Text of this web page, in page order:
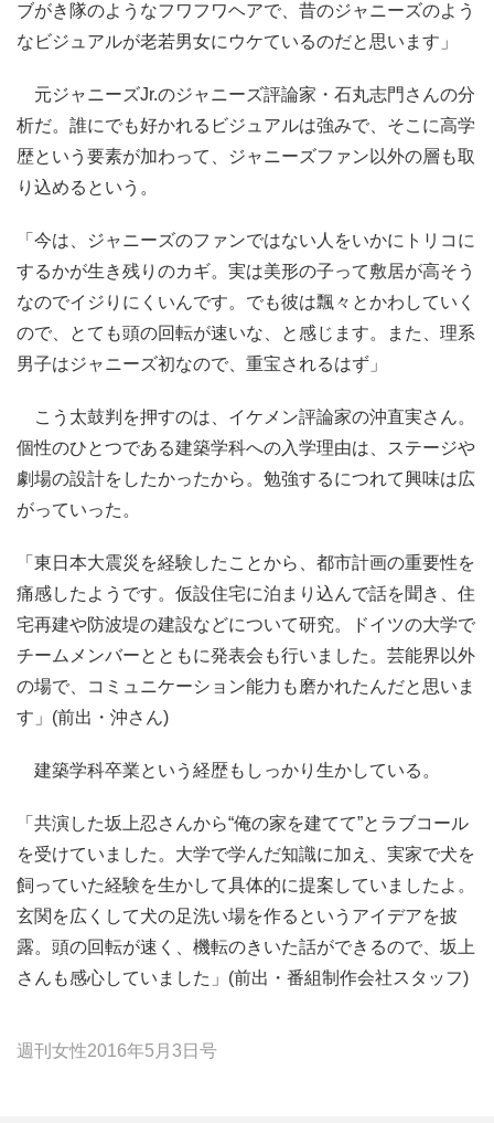
ブがき隊のようなフワフワヘアで、昔のジャニーズのよう
なビジュアルが老若男女にウケているのだと思います」
元ジャニーズJr.のジャニーズ評論家・石丸志門さんの分
析だ。誰にでも好かれるビジュアルは強みで、そこに高学
歴という要素が加わって、ジャニーズファン以外の層も取
り込めるという。
「今は、ジャニーズのファンではない人をいかにトリコに
するかが生き残りのカギ。実は美形の子って敷居が高そう
なのでイジりにくいんです。でも彼は飄々とかわしていく
ので、とても頭の回転が速いな、と感じます。また、理系
男子はジャニーズ初なので、重宝されるはず」
こう太鼓判を押すのは、イケメン評論家の沖直実さん。
個性のひとつである建築学科への入学理由は、ステージや
劇場の設計をしたかったから。勉強するにつれて興味は広
がっていった。
「東日本大震災を経験したことから、都市計画の重要性を
痛感したようです。仮設住宅に泊まり込んで話を聞き、住
宅再建や防波堤の建設などについて研究。ドイツの大学で
チームメンバーとともに発表会も行いました。芸能界以外
の場で、コミュニケーション能力も磨かれたんだと思いま
す」(前出・沖さん)
建築学科卒業という経歴もしっかり生かしている。
「共演した坂上忍さんから“俺の家を建てて”とラブコール
を受けていました。大学で学んだ知識に加え、実家で犬を
飼っていた経験を生かして具体的に提案していましたよ。
玄関を広くして犬の足洗い場を作るというアイデアを披
露。頭の回転が速く、機転のきいた話ができるので、坂上
さんも感心していました」(前出・番組制作会社スタッフ)
週刊女性2016年5月3日号